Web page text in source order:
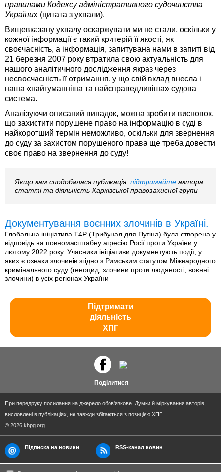
правилами Кодексу адміністративного судочинства
України» (цитата з ухвали).
Вищевказану ухвалу оскаржувати ми не стали, оскільки у
кожної інформації є такий критерій її якості, як
своєчасність, а інформація, запитувана нами в запиті від
21 березня 2007 року втратила свою актуальність для
нашого аналітичного дослідження якраз через
несвоєчасність її отримання, у що свій вклад внесла і
наша «найгуманніша та найсправедливіша» судова
система.
Аналізуючи описаний випадок, можна зробити висновок,
що захистити порушене право на інформацію в суді в
найкоротший термін неможливо, оскільки для звернення
до суду за захистом порушеного права ще треба довести
своє право на звернення до суду!
Якщо вам сподобалася публікація, підтримайте автора
статті та діяльність Харківської правозахисної групи
Документування воєнних злочинів в Україні.
Глобальна ініціатива T4P (Трибунал для Путіна) була створена у
відповідь на повномасштабну агресію Росії проти України у
лютому 2022 року. Учасники ініціативи документують події, у
яких є ознаки злочинів згідно з Римським статутом Міжнародного
кримінального суду (геноцид, злочини проти людяності, воєнні
злочини) в усіх регіонах України
Підтримати
діяльність
ХПГ
Поділитися
При передруку посилання на джерело обов'язкове. Думки й міркування авторів,
висловлені в публікаціях, не завжди збігаються з позицією ХПГ
© 2026 khpg.org
Підписка на новини RSS-канал новин